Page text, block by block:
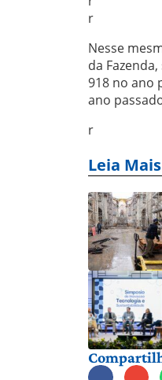
r
Nesse
da
918 no ano
ano
r
Leia Mais